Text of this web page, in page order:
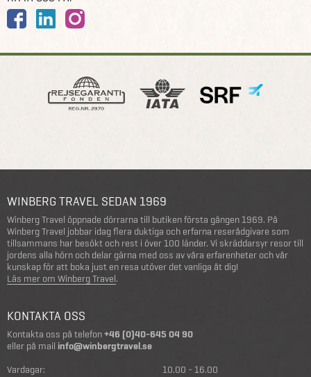
WINBERG TRAVEL SEDAN 1969
Winberg Travel öppnade dörrarna till butiken första gången 1969. På
Winberg Travel jobbar idag flera duktiga och erfarna reserådgivare som
tillsammans har besökt och rest i över 100 länder. Vi skräddarsyr resor till
jordens alla hörn och delar gärna med oss av våra erfarenheter och vår
kunskap för att boka just en resa utöver det vanliga åt dig!
Läs mer om Winberg Travel.
KONTAKTA OSS
Kontakta oss på telefon+46 (0)40-645 04 90
eller på mail info@winbergtravel.se
Vardagar:
10.00 - 16.00